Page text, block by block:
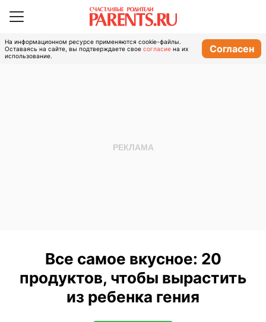
На информационном ресурсе применяются cookie-файлы.
Оставаясь на сайте, вы подтверждаете свое согласие на их
использование.
Согласен
Все самое вкусное: 20
продуктов, чтобы вырастить
из ребенка гения